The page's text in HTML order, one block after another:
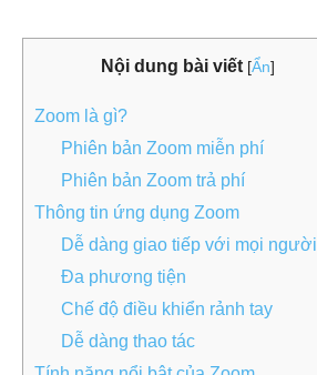
Nội dung bài viết [Ẩn]
Zoom là gì?
Phiên bản Zoom miễn phí
Phiên bản Zoom trả phí
Thông tin ứng dụng Zoom
Dễ dàng giao tiếp với mọi người
Đa phương tiện
Chế độ điều khiển rảnh tay
Dễ dàng thao tác